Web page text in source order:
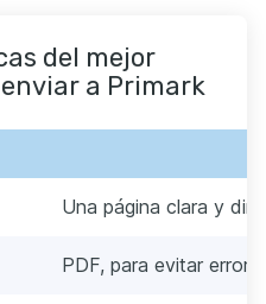
del mejor
a Primark
Una página clara y
PDF, para evitar